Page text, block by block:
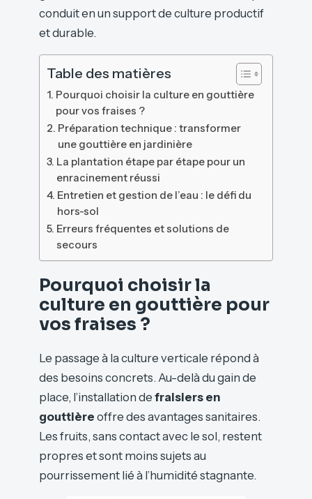
conduit en un support de culture productif
et durable.
Table des matières
Pourquoi choisir la culture en gouttière
pour vos fraises ?
Préparation technique : transformer
une gouttière en jardinière
La plantation étape par étape pour un
enracinement réussi
Entretien et gestion de l’eau : le défi du
hors-sol
Erreurs fréquentes et solutions de
secours
Pourquoi choisir la
culture en gouttière pour
vos fraises ?
Le passage à la culture verticale répond à
des besoins concrets. Au-delà du gain de
place, l’installation de fraisiers en
gouttière offre des avantages sanitaires.
Les fruits, sans contact avec le sol, restent
propres et sont moins sujets au
pourrissement lié à l’humidité stagnante.